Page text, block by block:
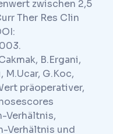
zwischen 2,5
Ther Res Clin
B.Ergani,
M.Ucar, G.Koc,
präoperativer,
Verhältnis,
Verhältnis und